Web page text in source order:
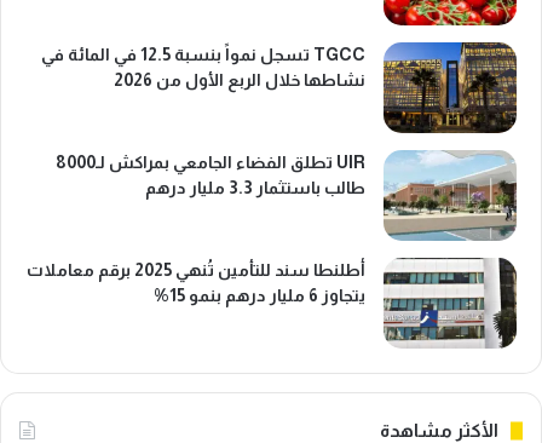
TGCC تسجل نمواً بنسبة 12.5 في المائة في
نشاطها خلال الربع الأول من 2026
UIR تطلق الفضاء الجامعي بمراكش لـ8000
طالب باستثمار 3.3 مليار درهم
أطلنطا سند للتأمين تُنهي 2025 برقم معاملات
يتجاوز 6 مليار درهم بنمو 15%
الأكثر مشاهدة